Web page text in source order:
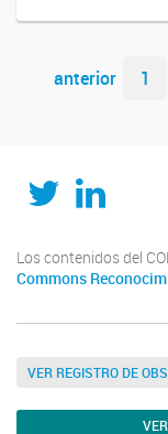
Navegador
anterior 1
Twitter
Los contenidos del
Commons
VER REGISTRO DE